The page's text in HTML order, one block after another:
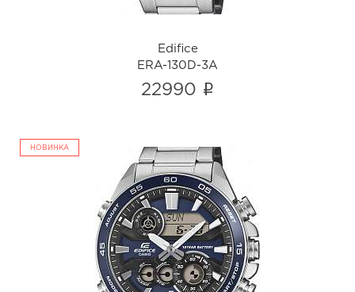
Edifice
ERA-130D-3A
22990 i
НОВИНКА
Edifice
ERA-130D-2A
i